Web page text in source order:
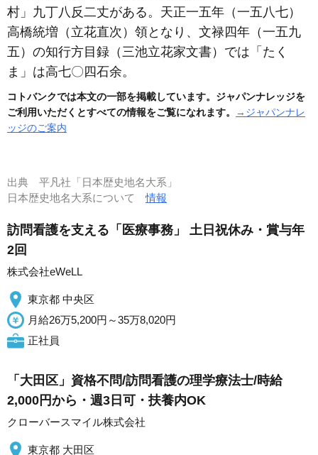
村」九丁八反二丈がある。天正一五年 （一五八七）
高橋統増 （立花直次） 領となり、文禄四年 （一五九
五） の知行方目録 （三池立花家文書） では「たく
ま」は高七〇四石余。
コトバンクでは本文の一部を掲載しています。ジャパンナレッジを
ご利用いただくとすべての情報をご覧になれます。
→ジャパンナレ
ッジのご案内
出典 平凡社「日本歴史地名大系」
日本歴史地名大系について情報
訪問看護を支える「医療事務」 土日祝休み・賞与年
2回
株式会社eWeLL
東京都 中央区
月給26万5,200円～35万8,020円
正社員
「大田区」資格不問/訪問看護の理学療法士/時給
2,000円から・週3日可・扶養内OK
クローバースマイル株式会社
東京都 大田区